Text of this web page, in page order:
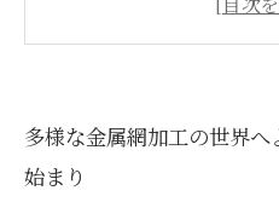
金属網加工業の未来：
合
多様な金属網加工の世界
始まり